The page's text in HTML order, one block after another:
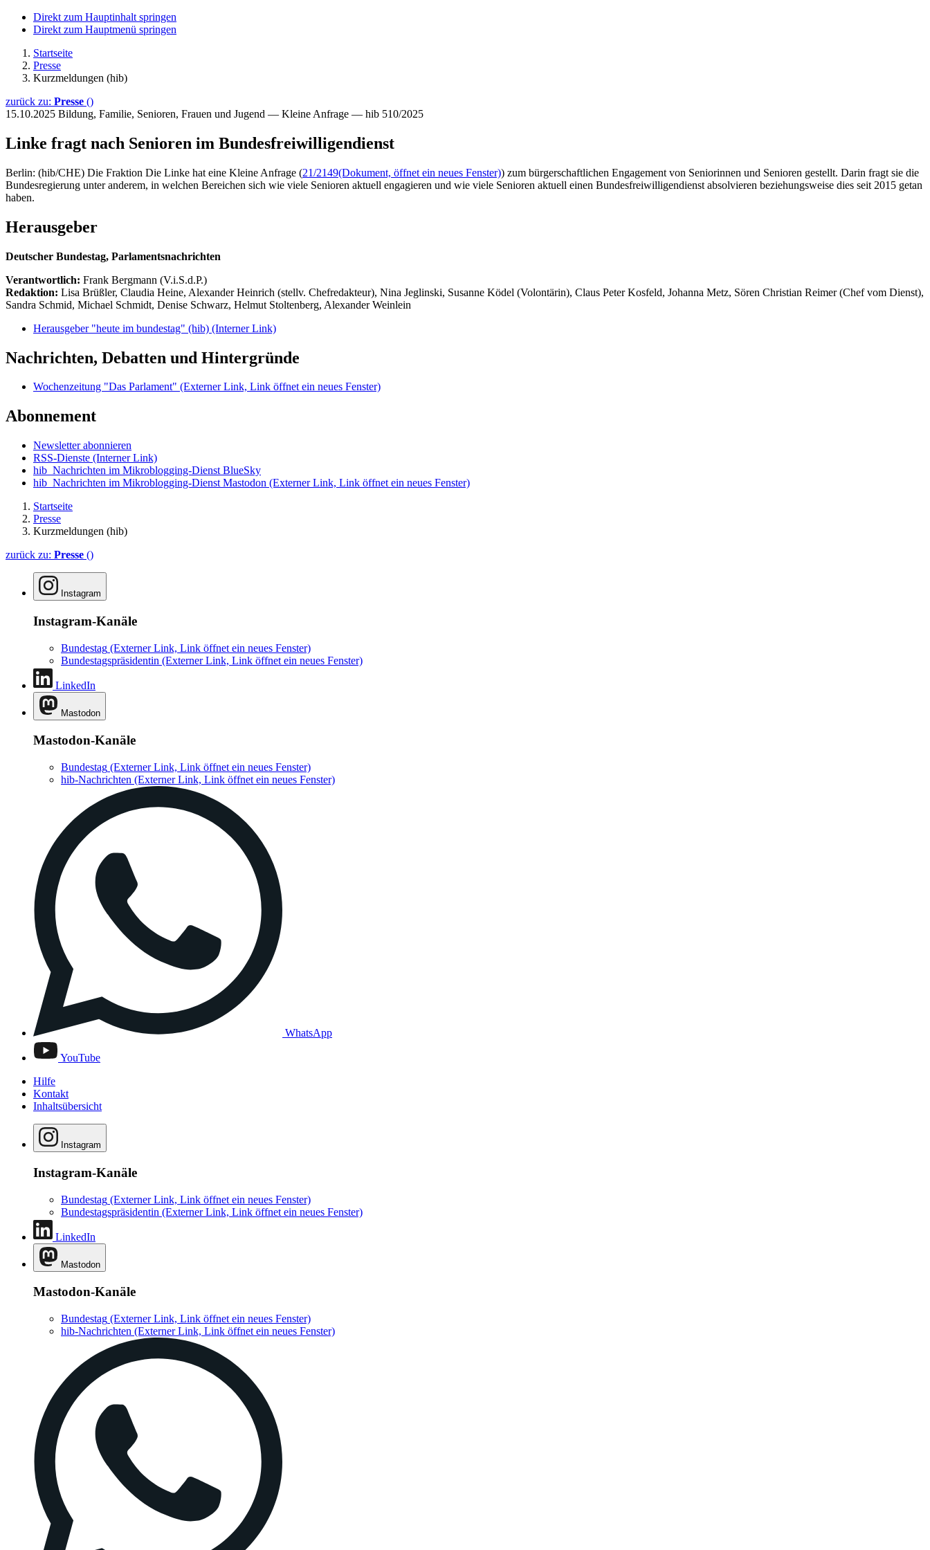
Direkt zum Hauptinhalt springen
Direkt zum Hauptmenü springen
Startseite
Presse
Kurzmeldungen (hib)
zurück zu: Presse ()
15.10.2025 Bildung, Familie, Senioren, Frauen und Jugend — Kleine Anfrage — hib 510/2025
Linke fragt nach Senioren im Bundesfreiwilligendienst
Berlin: (hib/CHE) Die Fraktion Die Linke hat eine Kleine Anfrage (21/2149(Dokument, öffnet ein neues Fenster)) zum bürgerschaftlichen Engagement von Seniorinnen und Senioren gestellt. Darin fragt sie die
Bundesregierung unter anderem, in welchen Bereichen sich wie viele Senioren aktuell engagieren und wie viele Senioren aktuell einen Bundesfreiwilligendienst absolvieren beziehungsweise dies seit 2015 getan
haben.
Herausgeber
Deutscher Bundestag, Parlamentsnachrichten
Verantwortlich: Frank Bergmann (V.i.S.d.P.)
Redaktion: Lisa Brüßler, Claudia Heine, Alexander Heinrich (stellv. Chefredakteur), Nina Jeglinski, Susanne Ködel (Volontärin), Claus Peter Kosfeld, Johanna Metz, Sören Christian Reimer (Chef vom Dienst),
Sandra Schmid, Michael Schmidt, Denise Schwarz, Helmut Stoltenberg, Alexander Weinlein
Herausgeber "heute im bundestag" (hib) (Interner Link)
Nachrichten, Debatten und Hintergründe
Wochenzeitung "Das Parlament" (Externer Link, Link öffnet ein neues Fenster)
Abonnement
Newsletter abonnieren
RSS-Dienste (Interner Link)
hib_Nachrichten im Mikroblogging-Dienst BlueSky
hib_Nachrichten im Mikroblogging-Dienst Mastodon (Externer Link, Link öffnet ein neues Fenster)
Startseite
Presse
Kurzmeldungen (hib)
zurück zu: Presse ()
Instagram
Instagram-Kanäle
Bundestag (Externer Link, Link öffnet ein neues Fenster)
Bundestagspräsidentin (Externer Link, Link öffnet ein neues Fenster)
LinkedIn
Mastodon
Mastodon-Kanäle
Bundestag (Externer Link, Link öffnet ein neues Fenster)
hib-Nachrichten (Externer Link, Link öffnet ein neues Fenster)
WhatsApp
YouTube
Hilfe
Kontakt
Inhaltsübersicht
Instagram
Instagram-Kanäle
Bundestag (Externer Link, Link öffnet ein neues Fenster)
Bundestagspräsidentin (Externer Link, Link öffnet ein neues Fenster)
LinkedIn
Mastodon
Mastodon-Kanäle
Bundestag (Externer Link, Link öffnet ein neues Fenster)
hib-Nachrichten (Externer Link, Link öffnet ein neues Fenster)